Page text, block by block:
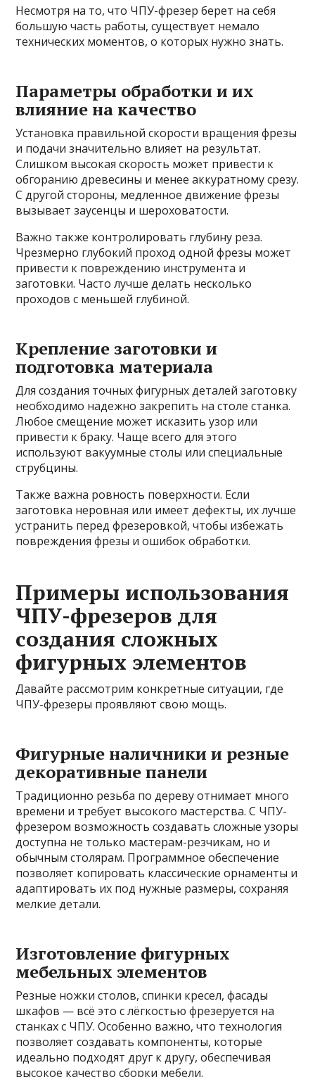
Несмотря на то, что ЧПУ-фрезер берет на себя
большую часть работы, существует немало
технических моментов, о которых нужно знать.
Параметры обработки и их
влияние на качество
Установка правильной скорости вращения фрезы
и подачи значительно влияет на результат.
Слишком высокая скорость может привести к
обгоранию древесины и менее аккуратному срезу.
С другой стороны, медленное движение фрезы
вызывает заусенцы и шероховатости.
Важно также контролировать глубину реза.
Чрезмерно глубокий проход одной фрезы может
привести к повреждению инструмента и
заготовки. Часто лучше делать несколько
проходов с меньшей глубиной.
Крепление заготовки и
подготовка материала
Для создания точных фигурных деталей заготовку
необходимо надежно закрепить на столе станка.
Любое смещение может исказить узор или
привести к браку. Чаще всего для этого
используют вакуумные столы или специальные
струбцины.
Также важна ровность поверхности. Если
заготовка неровная или имеет дефекты, их лучше
устранить перед фрезеровкой, чтобы избежать
повреждения фрезы и ошибок обработки.
Примеры использования
ЧПУ-фрезеров для
создания сложных
фигурных элементов
Давайте рассмотрим конкретные ситуации, где
ЧПУ-фрезеры проявляют свою мощь.
Фигурные наличники и резные
декоративные панели
Традиционно резьба по дереву отнимает много
времени и требует высокого мастерства. С ЧПУ-
фрезером возможность создавать сложные узоры
доступна не только мастерам-резчикам, но и
обычным столярам. Программное обеспечение
позволяет копировать классические орнаменты и
адаптировать их под нужные размеры, сохраняя
мелкие детали.
Изготовление фигурных
мебельных элементов
Резные ножки столов, спинки кресел, фасады
шкафов — всё это с лёгкостью фрезеруется на
станках с ЧПУ. Особенно важно, что технология
позволяет создавать компоненты, которые
идеально подходят друг к другу, обеспечивая
высокое качество сборки мебели.